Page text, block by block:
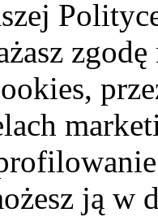
ją w